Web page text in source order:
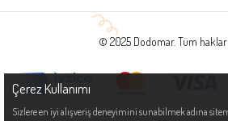
© 2025 Dodomar. Tüm hakları
Çerez Kullanımı
Sizlere en iyi alışveriş deneyimini sunabilmek adına